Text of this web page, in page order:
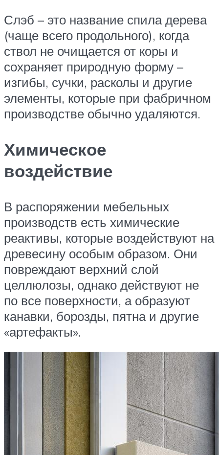
Слэб – это название спила дерева
(чаще всего продольного), когда
ствол не очищается от коры и
сохраняет природную форму –
изгибы, сучки, расколы и другие
элементы, которые при фабричном
производстве обычно удаляются.
Химическое
воздействие
В распоряжении мебельных
производств есть химические
реактивы, которые воздействуют на
древесину особым образом. Они
повреждают верхний слой
целлюлозы, однако действуют не
по все поверхности, а образуют
канавки, борозды, пятна и другие
«артефакты».